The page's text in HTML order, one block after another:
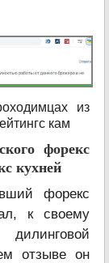
из
кам
форекс
кухней
форекс
к своему
отзыве он